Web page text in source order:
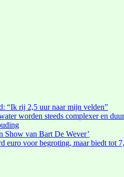
“Ik rij 2,5 uur naar mijn velden”
worden steeds complexer en
Show van Bart De Wever’
euro voor begroting, maar biedt tot